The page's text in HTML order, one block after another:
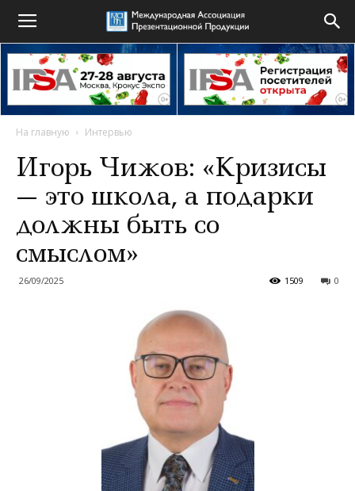
На главную Интервью
Игорь Чижов: «Кризисы
— это школа, а подарки
должны быть со
смыслом»
26/09/2025 0
1509